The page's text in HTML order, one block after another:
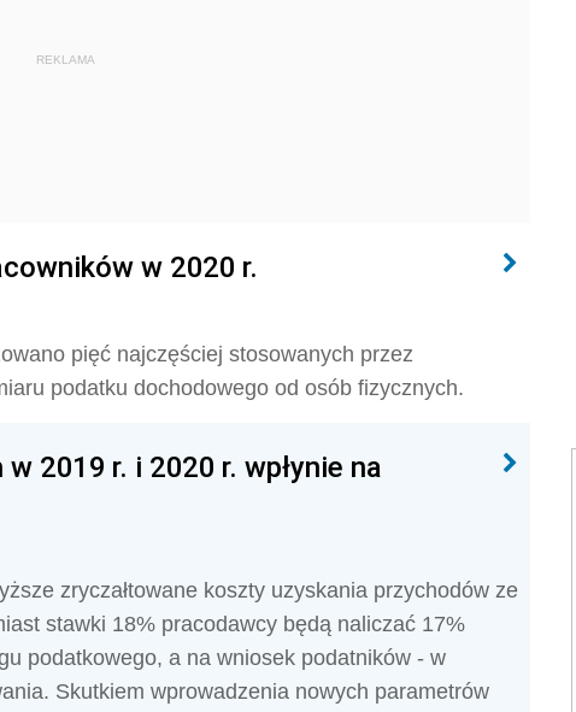
REKLAMA
w 2020 r.
pięć najczęściej stosowanych przez
podatku dochodowego od osób fizycznych.
2019 r. i 2020 r. wpłynie na
zryczałtowane koszty uzyskania przychodów ze
stawki 18% pracodawcy będą naliczać 17%
podatkowego, a na wniosek podatników - w
Skutkiem wprowadzenia nowych parametrów